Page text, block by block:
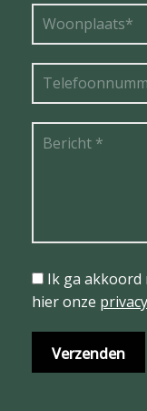
Ik ga akkoord
hier onze